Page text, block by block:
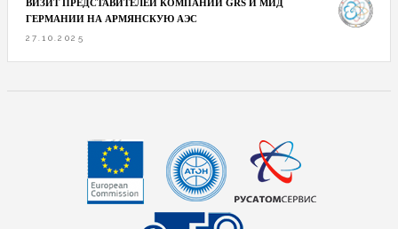
ВИЗИТ ПРЕДСТАВИТЕЛЕЙ КОМПАНИИ GRS И МИД
ГЕРМАНИИ НА АРМЯНСКУЮ АЭС
27.10.2025